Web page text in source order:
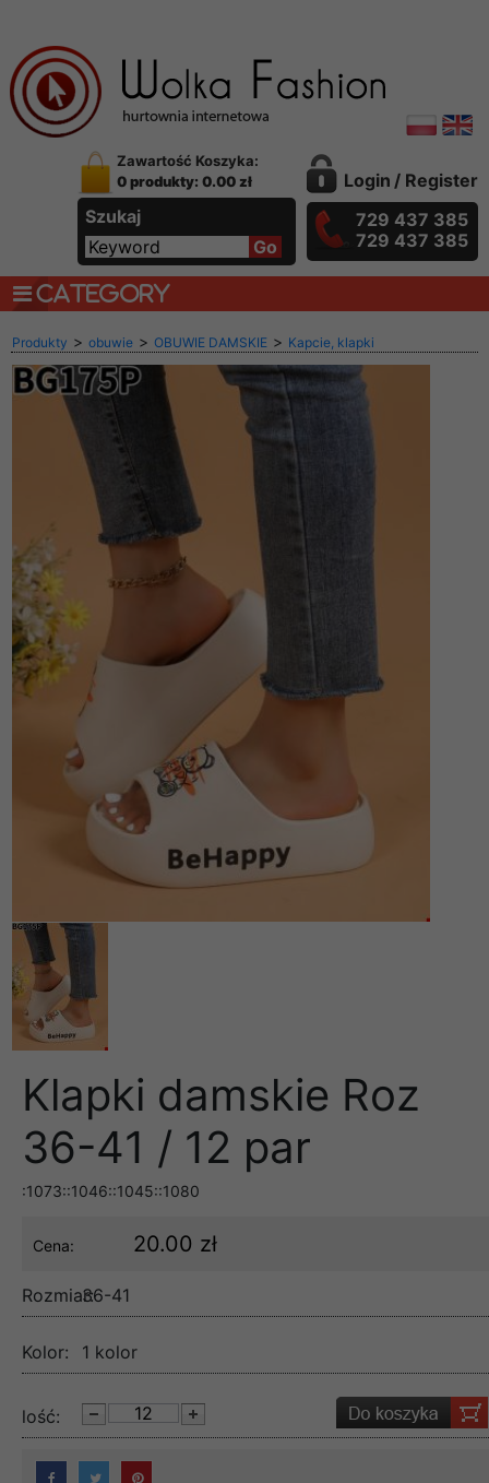
Zawartość Koszyka:
0 produkty: 0.00 zł
Szukaj
Login / Register
729 437 385
729 437 385
CATEGORY
Produkty > obuwie > OBUWIE DAMSKIE > Kapcie, klapki
Klapki damskie Roz
36-41 / 12 par
:1073::1046::1045::1080
Cena: 20.00 zł
Rozmiar:36-41
Kolor: 1 kolor
lość: